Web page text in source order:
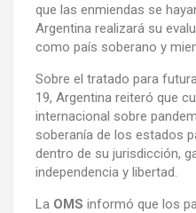
que las enmiendas se
Argentina realizará su
como país soberano y
Sobre el tratado para
19, Argentina reiteró que
internacional sobre
soberanía de los estados
dentro de su jurisdicción,
independencia y libertad.
La OMS informó que los